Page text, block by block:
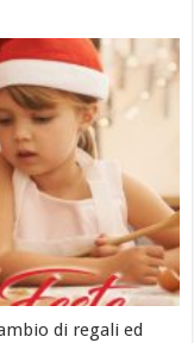
di regali ed